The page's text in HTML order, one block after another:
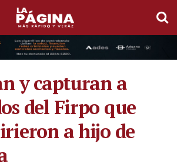
y capturan a
del Firpo que
a hijo de